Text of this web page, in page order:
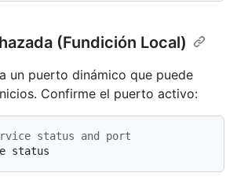
(Fundición Local)
un puerto dinámico que puede
Confirme el puerto activo:
status and port